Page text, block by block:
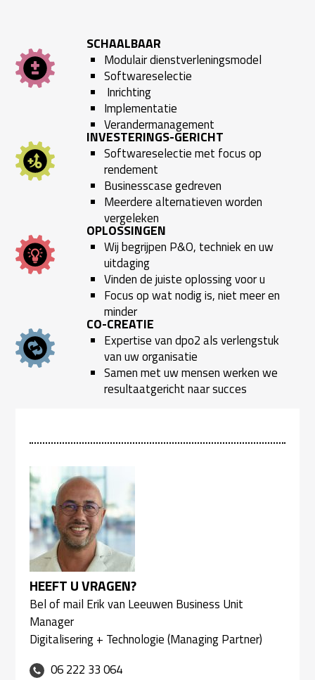
HEEFT U VRAGEN?
Bel of mail Erik van Leeuwen Business Unit
Manager
Digitalisering + Technologie (Managing Partner)
06 222 33 064
SCHAALBAAR
Modulair dienstverleningsmodel
Softwareselectie
Inrichting
Implementatie
Verandermanagement
INVESTERINGS-GERICHT
Softwareselectie met focus op
rendement
Businesscase gedreven
Meerdere alternatieven worden
vergeleken
OPLOSSINGEN
Wij begrijpen P&O, techniek en uw
uitdaging
Vinden de juiste oplossing voor u
Focus op wat nodig is, niet meer en
minder
CO-CREATIE
Expertise van dpo2 als verlengstuk
van uw organisatie
Samen met uw mensen werken we
resultaatgericht naar succes